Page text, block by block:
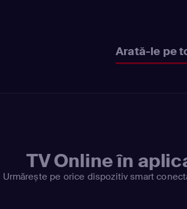
Arată-le pe
TV Online în
Urmărește pe orice dispozitiv smart